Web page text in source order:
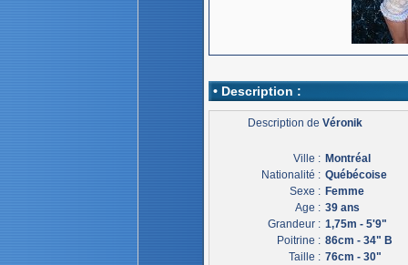
• Description :
Description deVéronik
Ville : Montréal
Nationalité : Québécoise
Sexe : Femme
Age : 39 ans
Grandeur : 1,75m - 5'9"
Poitrine : 86cm - 34" B
Taille : 76cm - 30"